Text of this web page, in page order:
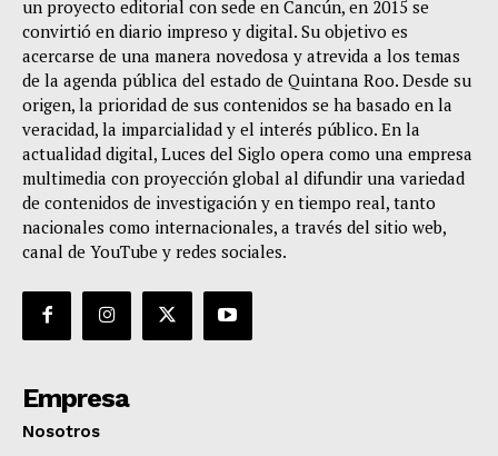
un proyecto editorial con sede en Cancún, en 2015 se
convirtió en diario impreso y digital. Su objetivo es
acercarse de una manera novedosa y atrevida a los temas
de la agenda pública del estado de Quintana Roo. Desde su
origen, la prioridad de sus contenidos se ha basado en la
veracidad, la imparcialidad y el interés público. En la
actualidad digital, Luces del Siglo opera como una empresa
multimedia con proyección global al difundir una variedad
de contenidos de investigación y en tiempo real, tanto
nacionales como internacionales, a través del sitio web,
canal de YouTube y redes sociales.
Empresa
Nosotros